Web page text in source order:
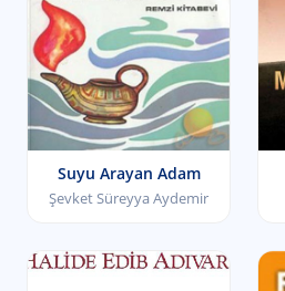
Suyu Arayan Adam
Şevket Süreyya Aydemir